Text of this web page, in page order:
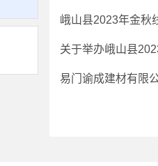
峨山县2023年金秋
关于举办峨山县
易门谕成建材有限